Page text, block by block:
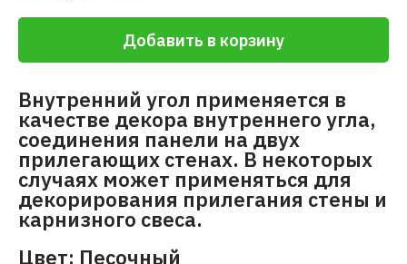
Добавить в корзину
Внутренний угол применяется в
качестве декора внутреннего угла,
соединения панели на двух
прилегающих стенах. В некоторых
случаях может применяться для
декорирования прилегания стены и
карнизного свеса.
Цвет: Песочный